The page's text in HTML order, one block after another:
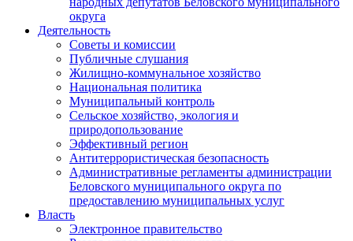
округа
Деятельность
Советы и комиссии
Публичные слушания
Жилищно-коммунальное хозяйство
Национальная политика
Муниципальный контроль
Сельское хозяйство, экология и
природопользование
Эффективный регион
Антитеррористическая безопасность
Административные регламенты администрации
Беловского муниципального округа по
предоставлению муниципальных услуг
Власть
Электронное правительство